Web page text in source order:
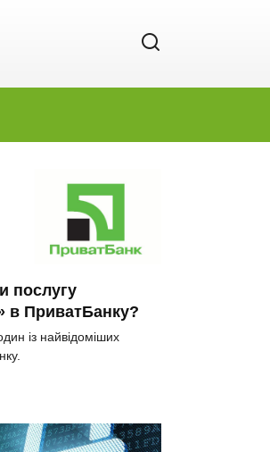
послугу
в ПриватБанку?
із найвідоміших